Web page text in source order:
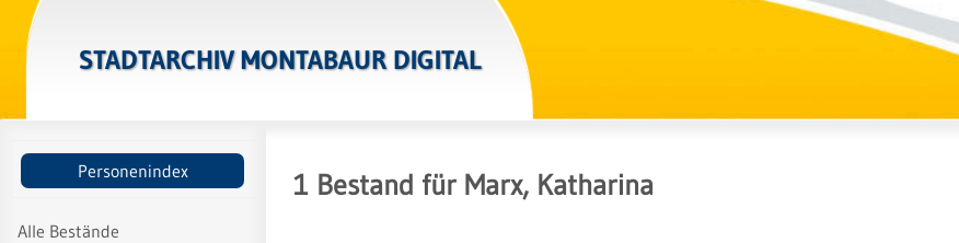
STADTARCHIV MONTABAUR DIGITAL
Personenindex
Alle Bestände
1 Bestand für Marx, Katharina